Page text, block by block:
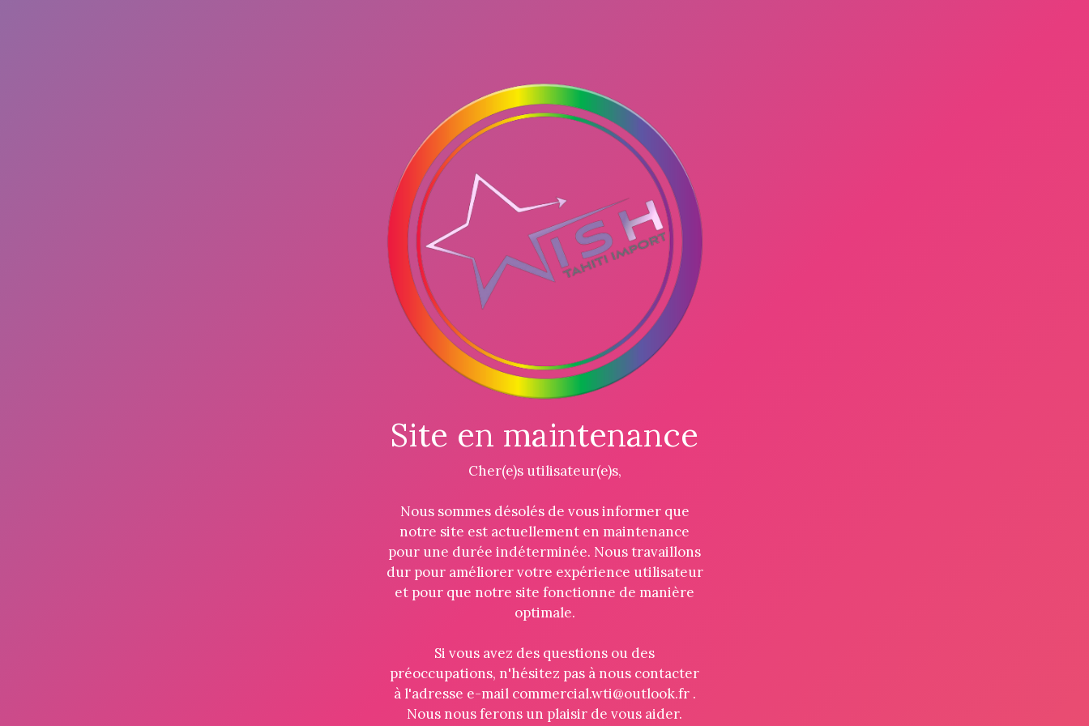
Site en maintenance
Cher(e)s utilisateur(e)s,
Nous sommes désolés de vous informer que
notre site est actuellement en maintenance
pour une durée indéterminée. Nous travaillons
dur pour améliorer votre expérience utilisateur
et pour que notre site fonctionne de manière
optimale.
Si vous avez des questions ou des
préoccupations, n'hésitez pas à nous contacter
à l'adresse e-mail commercial.wti@outlook.fr .
Nous nous ferons un plaisir de vous aider.